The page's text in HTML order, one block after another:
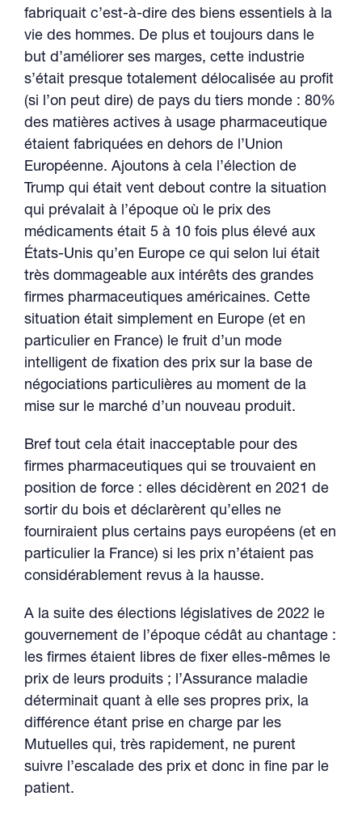
fabriquait c’est-à-dire des biens essentiels à la
vie des hommes. De plus et toujours dans le
but d’améliorer ses marges, cette industrie
s’était presque totalement délocalisée au profit
(si l’on peut dire) de pays du tiers monde : 80%
des matières actives à usage pharmaceutique
étaient fabriquées en dehors de l’Union
Européenne. Ajoutons à cela l’élection de
Trump qui était vent debout contre la situation
qui prévalait à l’époque où le prix des
médicaments était 5 à 10 fois plus élevé aux
États-Unis qu’en Europe ce qui selon lui était
très dommageable aux intérêts des grandes
firmes pharmaceutiques américaines. Cette
situation était simplement en Europe (et en
particulier en France) le fruit d’un mode
intelligent de fixation des prix sur la base de
négociations particulières au moment de la
mise sur le marché d’un nouveau produit.
Bref tout cela était inacceptable pour des
firmes pharmaceutiques qui se trouvaient en
position de force : elles décidèrent en 2021 de
sortir du bois et déclarèrent qu’elles ne
fourniraient plus certains pays européens (et en
particulier la France) si les prix n’étaient pas
considérablement revus à la hausse.
A la suite des élections législatives de 2022 le
gouvernement de l’époque cédât au chantage :
les firmes étaient libres de fixer elles-mêmes le
prix de leurs produits ; l’Assurance maladie
déterminait quant à elle ses propres prix, la
différence étant prise en charge par les
Mutuelles qui, très rapidement, ne purent
suivre l’escalade des prix et donc in fine par le
patient.